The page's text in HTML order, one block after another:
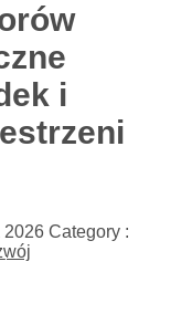
i
2026 Category :